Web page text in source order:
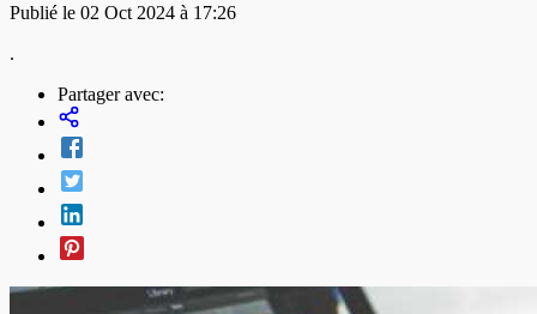
Publié le 02 Oct 2024 à 17:26
.
Partager avec: